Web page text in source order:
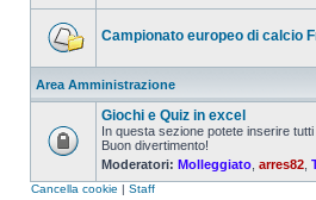
Campionato europeo di calcio
Area Amministrazione
Giochi e Quiz in excel
In questa sezione potete inserire
Buon divertimento!
Moderatori: Molleggiato arres82
Cancella cookie | Staff